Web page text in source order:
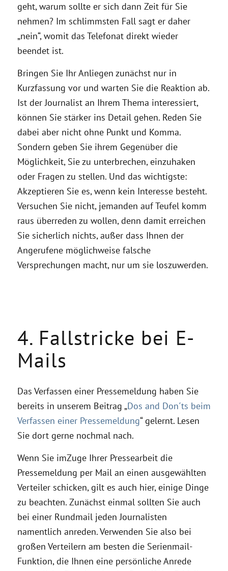
geht, warum sollte er sich dann Zeit für Sie
nehmen? Im schlimmsten Fall sagt er daher
„nein“, womit das Telefonat direkt wieder
beendet ist.
Bringen Sie Ihr Anliegen zunächst nur in
Kurzfassung vor und warten Sie die Reaktion ab.
Ist der Journalist an Ihrem Thema interessiert,
können Sie stärker ins Detail gehen. Reden Sie
dabei aber nicht ohne Punkt und Komma.
Sondern geben Sie ihrem Gegenüber die
Möglichkeit, Sie zu unterbrechen, einzuhaken
oder Fragen zu stellen. Und das wichtigste:
Akzeptieren Sie es, wenn kein Interesse besteht.
Versuchen Sie nicht, jemanden auf Teufel komm
raus überreden zu wollen, denn damit erreichen
Sie sicherlich nichts, außer dass Ihnen der
Angerufene möglichweise falsche
Versprechungen macht, nur um sie loszuwerden.
4. Fallstricke bei E-
Mails
Das Verfassen einer Pressemeldung haben Sie
bereits in unserem Beitrag „Dos and Don´ts beim
Verfassen einer Pressemeldung“ gelernt. Lesen
Sie dort gerne nochmal nach.
Wenn Sie imZuge Ihrer Pressearbeit die
Pressemeldung per Mail an einen ausgewählten
Verteiler schicken, gilt es auch hier, einige Dinge
zu beachten. Zunächst einmal sollten Sie auch
bei einer Rundmail jeden Journalisten
namentlich anreden. Verwenden Sie also bei
großen Verteilern am besten die Serienmail-
Funktion, die Ihnen eine persönliche Anrede